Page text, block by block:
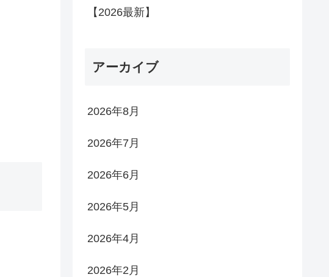
【2026最新】
アーカイブ
2026年8月
2026年7月
2026年6月
2026年5月
2026年4月
2026年2月